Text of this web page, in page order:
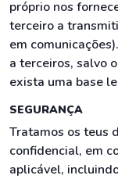
próprio nos
terceiro a
em
a terceiros, salvo
exista uma base
SEGURANÇA
Tratamos os teus
confidencial, em
aplicável,